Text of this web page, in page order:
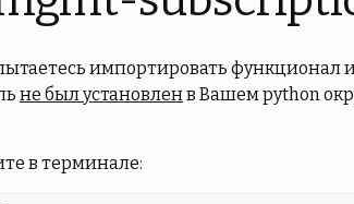
импортировать функционал
не был установленв Вашем python
в терминале: